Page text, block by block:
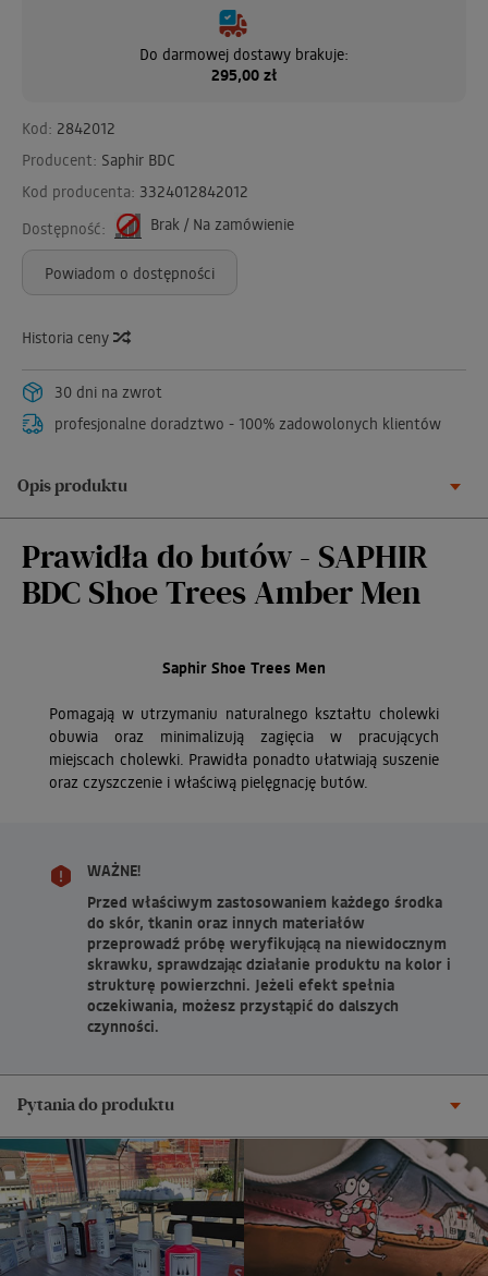
Do darmowej dostawy brakuje:
295,00 zł
Kod: 2842012
Producent: Saphir BDC
Kod producenta: 3324012842012
Dostępność:
Brak / Na zamówienie
Powiadom o dostępności
Historia ceny
30 dni na zwrot
profesjonalne doradztwo - 100% zadowolonych klientów
Opis produktu
Prawidła do butów - SAPHIR
BDC Shoe Trees Amber Men
Saphir Shoe Trees Men
Pomagają w utrzymaniu naturalnego kształtu cholewki
obuwia oraz minimalizują zagięcia w pracujących
miejscach cholewki. Prawidła ponadto ułatwiają suszenie
oraz czyszczenie i właściwą pielęgnację butów.
WAŻNE!
Przed właściwym zastosowaniem każdego środka
do skór, tkanin oraz innych materiałów
przeprowadź próbę weryfikującą na niewidocznym
skrawku, sprawdzając działanie produktu na kolor i
strukturę powierzchni. Jeżeli efekt spełnia
oczekiwania, możesz przystąpić do dalszych
czynności.
Pytania do produktu